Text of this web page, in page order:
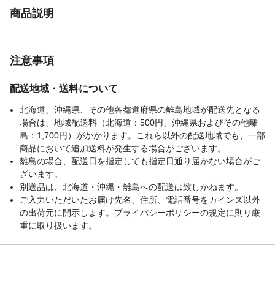
商品説明
注意事項
配送地域・送料について
北海道、沖縄県、その他各都道府県の離島地域が配送先となる
場合は、地域配送料（北海道：500円、沖縄県およびその他離
島：1,700円）がかかります。これら以外の配送地域でも、一部
商品において追加送料が発生する場合がございます。
離島の場合、配送日を指定しても指定日通り届かない場合がご
ざいます。
別送品は、北海道・沖縄・離島への配送は致しかねます。
ご入力いただいたお届け先名、住所、電話番号をカインズ以外
の出荷元に開示します。プライバシーポリシーの規定に則り厳
重に取り扱います。